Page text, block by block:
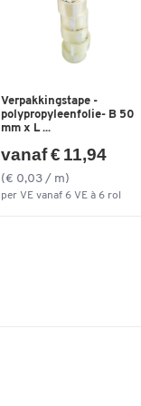
Verpakkingstape -
polypropyleenfolie- B 50
mm x L ...
vanaf € 11,94
(€ 0,03 / m)
per VE vanaf 6 VE à 6 rol